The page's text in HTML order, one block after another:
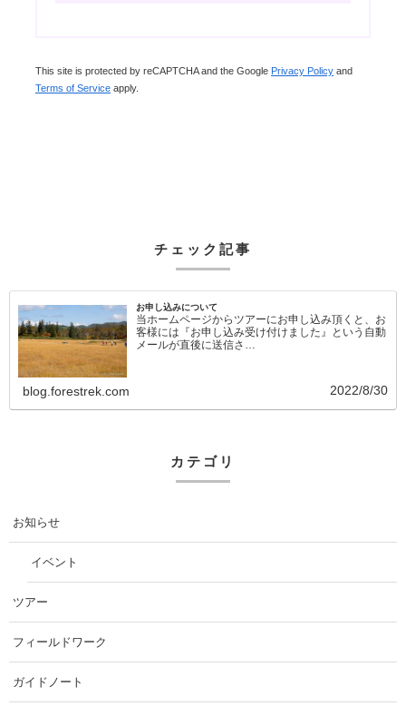
This site is protected by reCAPTCHA and the Google Privacy Policy and
Terms of Service apply.
チェック記事
お申し込みについて
当ホームページからツアーにお申し込み頂くと、お
客様には『お申し込み受け付けました』という自動
メールが直後に送信さ…
blog.forestrek.com 2022/8/30
カテゴリ
お知らせ
イベント
ツアー
フィールドワーク
ガイドノート